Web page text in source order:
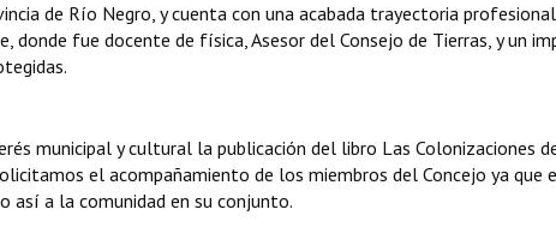
de Río Negro, y cuenta con una acabada trayectoria
donde fue docente de física, Asesor del Consejo de Tierras, y un
municipal y cultural la publicación del libro Las Colonizaciones
el acompañamiento de los miembros del Concejo ya que
así a la comunidad en su conjunto.